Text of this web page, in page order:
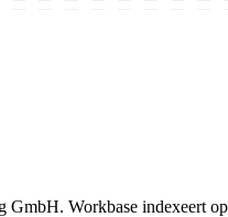
Workbase indexeert